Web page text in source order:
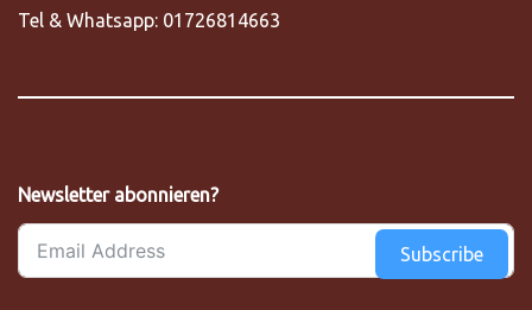
Tel & Whatsapp: 01726814663
Newsletter abonnieren?
Subscribe